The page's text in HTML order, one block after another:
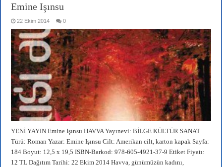
Emine Işınsu
22 Ekim 2014 0
YENİ YAYIN Emine Işınsu HAVVA Yayınevi: BİLGE KÜLTÜR SANAT
Türü: Roman Yazar: Emine Işınsu Cilt: Amerikan cilt, karton kapak Sayfa:
184 Boyut: 12,5 x 19,5 ISBN-Barkod: 978-605-4921-37-9 Etiket Fiyatı:
12 TL Dağıtım Tarihi: 22 Ekim 2014 Havva, günümüzün kadını,